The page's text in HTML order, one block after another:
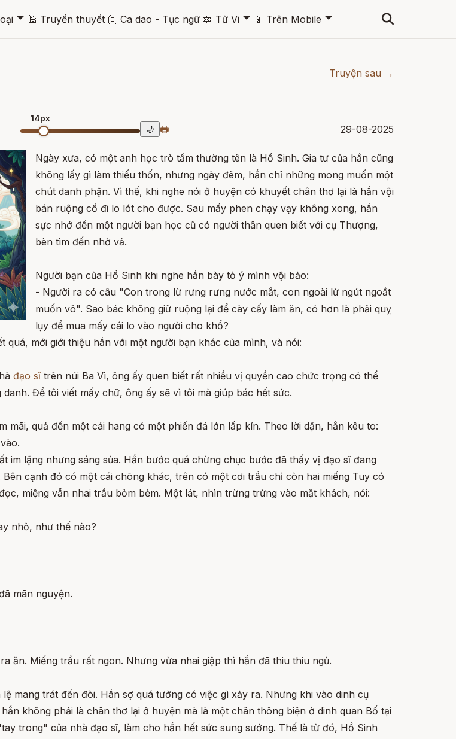
🞃 🕌 Truyền thuyết 🙋 Ca dao - Tục ngữ 🔯 Tử Vi 🞃 📱 Trên Mobile 🞃
Truyện sau →
14px
🌙 🖶 29-08-2025
Ngày xưa, có một anh học trò tầm thường tên là Hồ Sinh. Gia tư của hắn cũng
không lấy gì làm thiếu thốn, nhưng ngày đêm, hắn chỉ những mong muốn một
chút danh phận. Vì thế, khi nghe nói ở huyện có khuyết chân thơ lại là hắn vội
bán ruộng cố đi lo lót cho được. Sau mấy phen chạy vạy không xong, hắn
sực nhớ đến một người bạn học cũ có người thân quen biết với cụ Thượng,
bèn tìm đến nhờ vả.
Người bạn của Hồ Sinh khi nghe hắn bày tỏ ý mình vội bảo:
- Người ra có câu "Con trong lừ rưng rưng nước mắt, con ngoài lừ ngút ngoắt
muốn vô". Sao bác không giữ ruộng lại để cày cấy làm ăn, có hơn là phải quỵ
lụy để mua mấy cái lo vào người cho khổ?
mới giới thiệu hắn với một người bạn khác của mình, và nói:
đạo sĩtrên núi Ba Vì, ông ấy quen biết rất nhiều vị quyền cao chức trọng có thể
Để tôi viết mấy chữ, ông ấy sẽ vì tôi mà giúp bác hết sức.
mãi, quả đến một cái hang có một phiến đá lớn lấp kín. Theo lời dặn, hắn kêu to:
lặng nhưng sáng sủa. Hắn bước quá chừng chục bước đã thấy vị đạo sĩ đang
cạnh đó có một cái chõng khác, trên có một cơi trầu chỉ còn hai miếng Tuy có
miệng vẫn nhai trầu bỏm bẻm. Một lát, nhìn trừng trừng vào mặt khách, nói:
nhỏ, như thế nào?
mãn nguyện.
ăn. Miếng trầu rất ngon. Nhưng vừa nhai giập thì hắn đã thiu thiu ngủ.
mang trát đến đòi. Hắn sợ quá tưởng có việc gì xảy ra. Nhưng khi vào dinh cụ
không phải là chân thơ lại ở huyện mà là một chân thông biện ở dinh quan Bố tại
trong" của nhà đạo sĩ, làm cho hắn hết sức sung sướng. Thế là từ đó, Hồ Sinh